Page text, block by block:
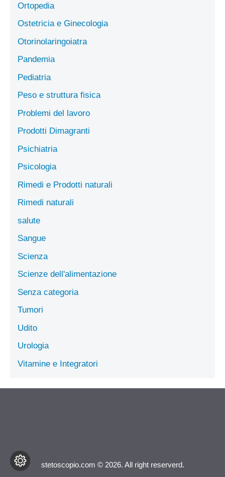
Ortopedia
Ostetricia e Ginecologia
Otorinolaringoiatra
Pandemia
Pediatria
Peso e struttura fisica
Problemi del lavoro
Prodotti Dimagranti
Psichiatria
Psicologia
Rimedi e Prodotti naturali
Rimedi naturali
salute
Sangue
Scienza
Scienze dell'alimentazione
Senza categoria
Tumori
Udito
Urologia
Vitamine e Integratori
stetoscopio.com © 2026. All right reserverd.